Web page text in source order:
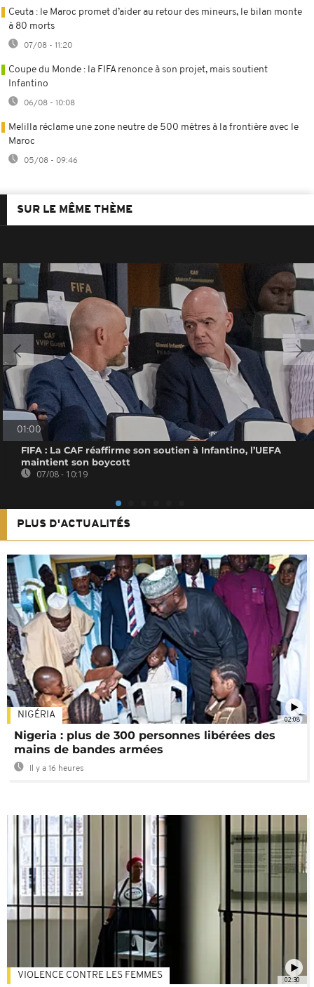
Ceuta : le Maroc promet d’aider au retour des mineurs, le bilan monte
à 80 morts
07/08 - 11:20
Coupe du Monde : la FIFA renonce à son projet, mais soutient
Infantino
06/08 - 10:08
Melilla réclame une zone neutre de 500 mètres à la frontière avec le
Maroc
05/08 - 09:46
SUR LE MÊME THÈME
01:00
FIFA : La CAF réaffirme son soutien à Infantino, l’UEFA
maintient son boycott
07/08 - 10:19
PLUS D'ACTUALITÉS
02:08
NIGÉRIA
Nigeria : plus de 300 personnes libérées des
mains de bandes armées
Il y a 16 heures
02:30
VIOLENCE CONTRE LES FEMMES